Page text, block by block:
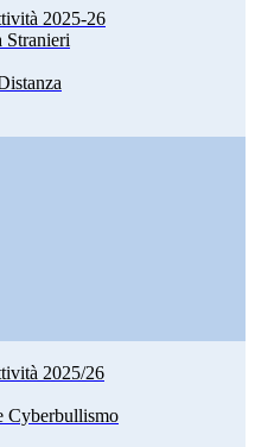
2025-26
Stranieri
2025/26
Cyberbullismo